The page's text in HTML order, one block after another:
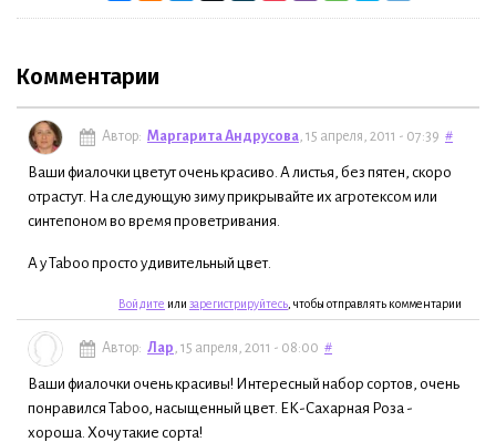
Комментарии
Автор: Маргарита Андрусова, 15 апреля, 2011 - 07:39 #
Ваши фиалочки цветут очень красиво. А листья, без пятен, скоро
отрастут. На следующую зиму прикрывайте их агротексом или
синтепоном во время проветривания.
А у Taboo просто удивительный цвет.
Войдите или зарегистрируйтесь , чтобы отправлять комментарии
Автор: Лар, 15 апреля, 2011 - 08:00 #
Ваши фиалочки очень красивы! Интересный набор сортов, очень
понравился Taboo, насыщенный цвет. ЕК-Сахарная Роза -
хороша. Хочу такие сорта!